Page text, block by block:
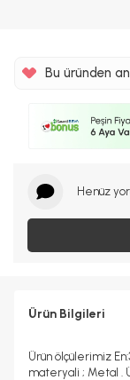
Bu üründen
Henüz
Ürün Bilgileri
Ürün ölçülerimiz
materyali ; Metal .